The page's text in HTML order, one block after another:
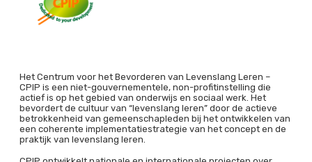
Het Centrum voor het Bevorderen van Levenslang Leren –
CPIP is een niet-gouvernementele, non-profitinstelling die
actief is op het gebied van onderwijs en sociaal werk. Het
bevordert de cultuur van “levenslang leren” door de actieve
betrokkenheid van gemeenschapleden bij het ontwikkelen van
een coherente implementatiestrategie van het concept en de
praktijk van levenslang leren.